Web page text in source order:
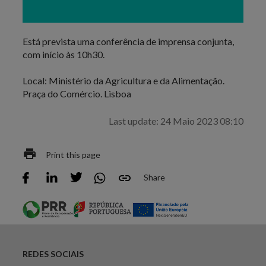
Está prevista uma conferência de imprensa conjunta,
com início às 10h30.
Local: Ministério da Agricultura e da Alimentação.
Praça do Comércio. Lisboa
Last update: 24 Maio 2023 08:10
Print this page
Share
REDES SOCIAIS